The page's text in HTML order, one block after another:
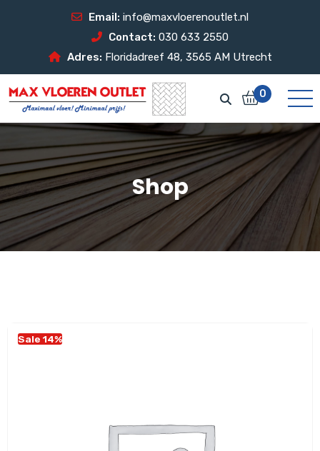
Email: info@maxvloerenoutlet.nl
Contact: 030 633 2550
Adres: Floridadreef 48, 3565 AM Utrecht
0
Shop
Sale 14%